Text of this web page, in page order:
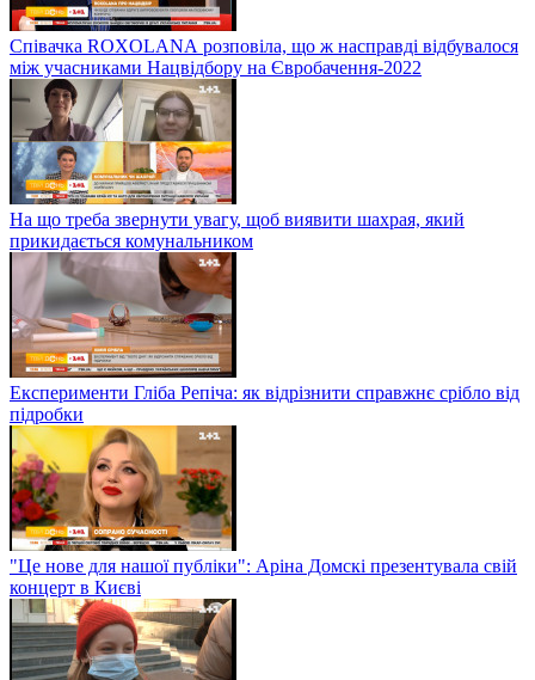
Співачка ROXOLANА розповіла, що ж насправді відбувалося
між учасниками Нацвідбору на Євробачення-2022
На що треба звернути увагу, щоб виявити шахрая, який
прикидається комунальником
Експерименти Гліба Репіча: як відрізнити справжнє срібло від
підробки
"Це нове для нашої публіки": Аріна Домскі презентувала свій
концерт в Києві